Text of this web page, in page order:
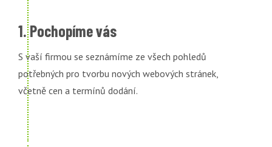
1. Pochopíme vás
S vaší firmou se seznámíme ze všech pohledů
potřebných pro tvorbu nových webových stránek,
včetně cen a termínů dodání.